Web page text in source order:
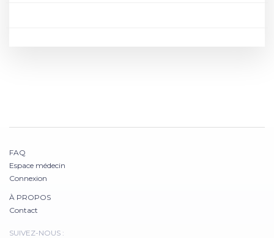
FAQ
Espace médecin
Connexion
À PROPOS
Contact
SUIVEZ-NOUS :